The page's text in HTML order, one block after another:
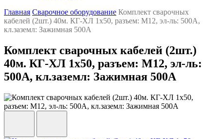
Главная Сварочное оборудование Комплект сварочных
кабелей (2шт.) 40м. КГ-ХЛ 1х50, разъем: М12, эл-ль: 500А,
кл.заземл: Зажимная 500А
Комплект сварочных кабелей (2шт.)
40м. КГ-ХЛ 1х50, разъем: М12, эл-ль:
500А, кл.заземл: Зажимная 500А